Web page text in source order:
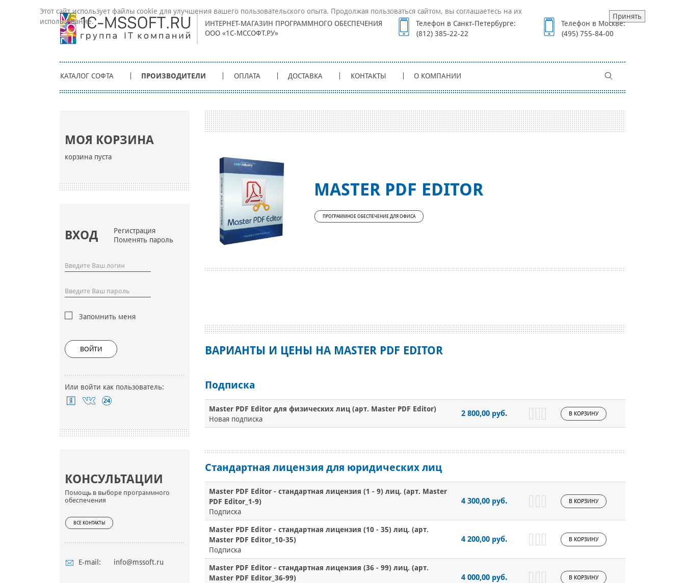
ИНТЕРНЕТ-МАГАЗИН ПРОГРАММНОГО ОБЕСПЕЧЕНИЯ
ООО «1С-МССОФТ.РУ»
Телефон в Санкт-Петербурге:
(812) 385-22-22
Телефон в Москве:
(495) 755-84-00
КАТАЛОГ СОФТА ПРОИЗВОДИТЕЛИ ОПЛАТА ДОСТАВКА КОНТАКТЫ О КОМПАНИИ
МОЯ КОРЗИНА
корзина пуста
ВХОД
Регистрация
Поменять пароль
Запомнить меня
ВОЙТИ
Или войти как пользователь:
КОНСУЛЬТАЦИИ
Помощь в выборе программного
обеспечения
ВСЕ КОНТАКТЫ
E-mail: info@mssoft.ru
MASTER PDF EDITOR
ПРОГРАММНОЕ ОБЕСПЕЧЕНИЕ ДЛЯ ОФИСА
ВАРИАНТЫ И ЦЕНЫ НА MASTER PDF EDITOR
Подписка
Master PDF Editor для физических лиц (арт. Master PDF Editor)
Новая подписка
2 800,00 руб. В КОРЗИНУ
Стандартная лицензия для юридических лиц
Master PDF Editor - cтандартная лицензия (1 - 9) лиц. (арт. Master
PDF Editor_1-9)
Подписка
4 300,00 руб. В КОРЗИНУ
Master PDF Editor - cтандартная лицензия (10 - 35) лиц. (арт.
Master PDF Editor_10-35)
Подписка
4 200,00 руб. В КОРЗИНУ
Master PDF Editor - cтандартная лицензия (36 - 99) лиц. (арт.
Master PDF Editor_36-99)
4 000,00 руб. В КОРЗИНУ
Этот сайт использует файлы cookie для улучшения вашего пользовательского опыта. Продолжая пользоваться сайтом, вы соглашаетесь на их
использование.
Принять